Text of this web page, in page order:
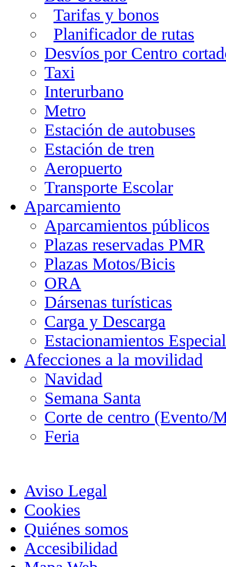
Tarifas y bonos
Planificador de rutas
Desvíos por Centro
Taxi
Interurbano
Metro
Estación de autobuses
Estación de tren
Aeropuerto
Transporte Escolar
Aparcamiento
Aparcamientos públicos
Plazas reservadas PMR
Plazas Motos/Bicis
ORA
Dársenas turísticas
Carga y Descarga
Estacionamientos
Afecciones a la movilidad
Navidad
Semana Santa
Corte de centro (Evento/
Feria
Aviso Legal
Cookies
Quiénes somos
Accesibilidad